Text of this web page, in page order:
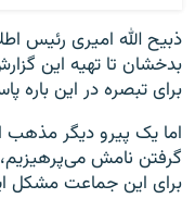
ذبیح الله امیری رئیس
بدخشان تا تهیه این
برای تبصره در این باره
اما یک پیرو دیگر مذهب
گرفتن نامش می‌پرهیزیم،
برای این جماعت مشکل